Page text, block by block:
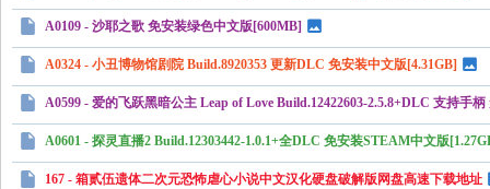
A0109 - 沙耶之歌 免安装绿色中文版[600MB]
A0324 - 小丑博物馆剧院 Build.8920353 更新DLC 免安装中文版[4.31GB]
A0599 - 爱的飞跃黑暗公主 Leap of Love Build.12422603-2.5.8+DLC 支持手
A0601 - 探灵直播2 Build.12303442-1.0.1+全DLC 免安装STEAM中文版
167 - 箱贰伍遗体二次元恐怖虐心小说中文汉化硬盘破解版网盘高速下载地址